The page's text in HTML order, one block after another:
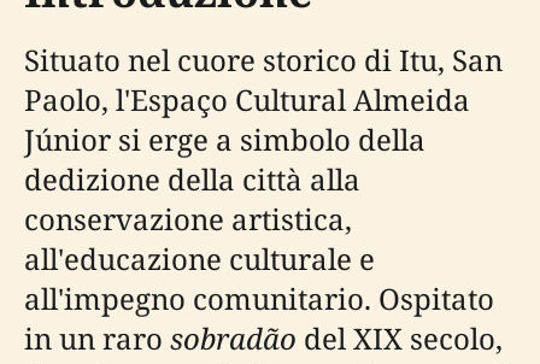
Situato nel cuore storico di Itu, San
Paolo, l'Espaço Cultural Almeida
Júnior si erge a simbolo della
dedizione della città alla
conservazione artistica,
all'educazione culturale e
all'impegno comunitario. Ospitato
in un raro sobradão del XIX secolo,